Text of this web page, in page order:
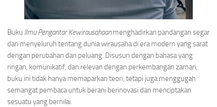
Buku Ilmu Pengantar Kewirausahaanmenghadirkan pandangan segar
dan menyeluruh tentang dunia wirausaha di era modern yang sarat
dengan perubahan dan peluang. Disusun dengan bahasa yang
ringan, komunikatif, dan relevan dengan perkembangan zaman,
buku ini tidak hanya memaparkan teori, tetapi juga menggugah
semangat pembaca untuk berani berinovasi dan menciptakan
sesuatu yang bernilai.